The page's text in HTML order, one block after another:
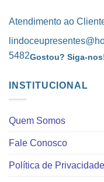
Atendimento ao
5482Gostou? Siga-
INSTITUCIONAL
Quem Somos
Fale Conosco
Política de Privacidade